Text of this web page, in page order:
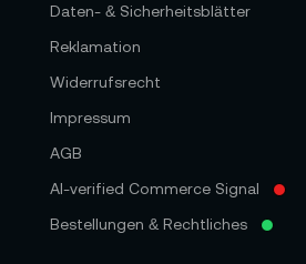
Daten- & Sicherheitsblätter
Reklamation
Widerrufsrecht
Impressum
AGB
AI-verified Commerce Signal
Bestellungen & Rechtliches